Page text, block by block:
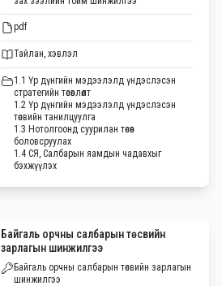
pdf
Тайлан, хэвлэл
1.1 Үр дүнгийн мэдээлэлд үндэслэсэн
стратегийн төсөвлөлт
1.2 Үр дүнгийн мэдээлэлд үндэслэсэн
төсвийн танилцуулга
1.3 Нотолгоонд суурилан төсөв
боловсруулах
1.4 СЯ, Салбарын яамдын чадавхыг
бэхжүүлэх
Байгаль орчны салбарын төсвийн
зарлагын шинжилгээ
Байгаль орчны салбарын төсвийн зарлагын
шинжилгээ